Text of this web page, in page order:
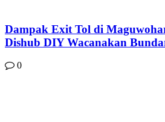
Dampak Exit Tol di
Dishub DIY Wacanakan
0